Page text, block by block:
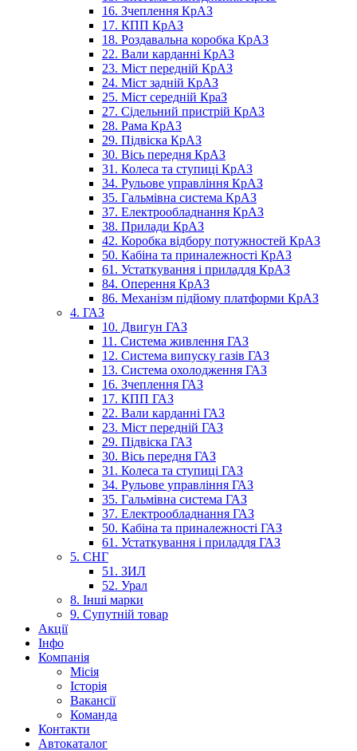
16. Зчеплення КрАЗ
17. КПП КрАЗ
18. Роздавальна коробка КрАЗ
22. Вали карданні КрАЗ
23. Міст передній КрАЗ
24. Міст задній КрАЗ
25. Міст середній КраЗ
27. Сідельний пристрій КрАЗ
28. Рама КрАЗ
29. Підвіска КрАЗ
30. Вісь передня КрАЗ
31. Колеса та ступиці КрАЗ
34. Рульове управління КрАЗ
35. Гальмівна система КрАЗ
37. Електрообладнання КрАЗ
38. Прилади КрАЗ
42. Коробка відбору потужностей КрАЗ
50. Кабіна та приналежності КрАЗ
61. Устаткування і приладдя КрАЗ
84. Оперення КрАЗ
86. Механізм підйому платформи КрАЗ
4. ГАЗ
10. Двигун ГАЗ
11. Система живлення ГАЗ
12. Система випуску газів ГАЗ
13. Система охолодження ГАЗ
16. Зчеплення ГАЗ
17. КПП ГАЗ
22. Вали карданні ГАЗ
23. Міст передній ГАЗ
29. Підвіска ГАЗ
30. Вісь передня ГАЗ
31. Колеса та ступиці ГАЗ
34. Рульове управління ГАЗ
35. Гальмівна система ГАЗ
37. Електрообладнання ГАЗ
50. Кабіна та приналежності ГАЗ
61. Устаткування і приладдя ГАЗ
5. СНГ
51. ЗИЛ
52. Урал
8. Інші марки
9. Супутній товар
Акції
Інфо
Компанія
Місія
Історія
Вакансії
Команда
Контакти
Автокаталог